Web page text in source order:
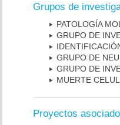
Grupos de
PATOLOGÍA
GRUPO DE
GRUPO DE
GRUPO DE
MUERTE
Proyectos